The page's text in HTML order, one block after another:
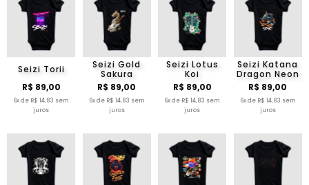
Seizi Torii
R$ 89,00
6x de R$ 14,83 sem
juros
Seizi Gold
Sakura
R$ 89,00
6x de R$ 14,83 sem
juros
Seizi Lotus
Koi
R$ 89,00
6x de R$ 14,83 sem
juros
Seizi Katana
Dragon Neon
R$ 89,00
6x de R$ 14,83 sem
juros